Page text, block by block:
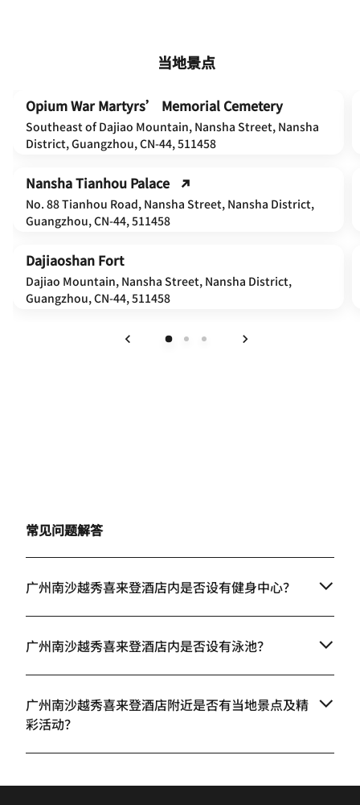
当地景点
Opium War Martyrs’ Memorial Cemetery
Southeast of Dajiao Mountain, Nansha Street, Nansha
District, Guangzhou, CN-44, 511458
Nansha Tianhou Palace
No. 88 Tianhou Road, Nansha Street, Nansha District,
Guangzhou, CN-44, 511458
Dajiaoshan Fort
Dajiao Mountain, Nansha Street, Nansha District,
Guangzhou, CN-44, 511458
常见问题解答
广州南沙越秀喜来登酒店内是否设有健身中心？
广州南沙越秀喜来登酒店内是否设有泳池？
广州南沙越秀喜来登酒店附近是否有当地景点及精
彩活动？